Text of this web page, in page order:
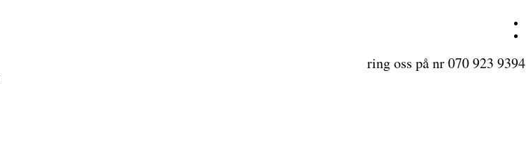
ring oss på nr 070 923 9394